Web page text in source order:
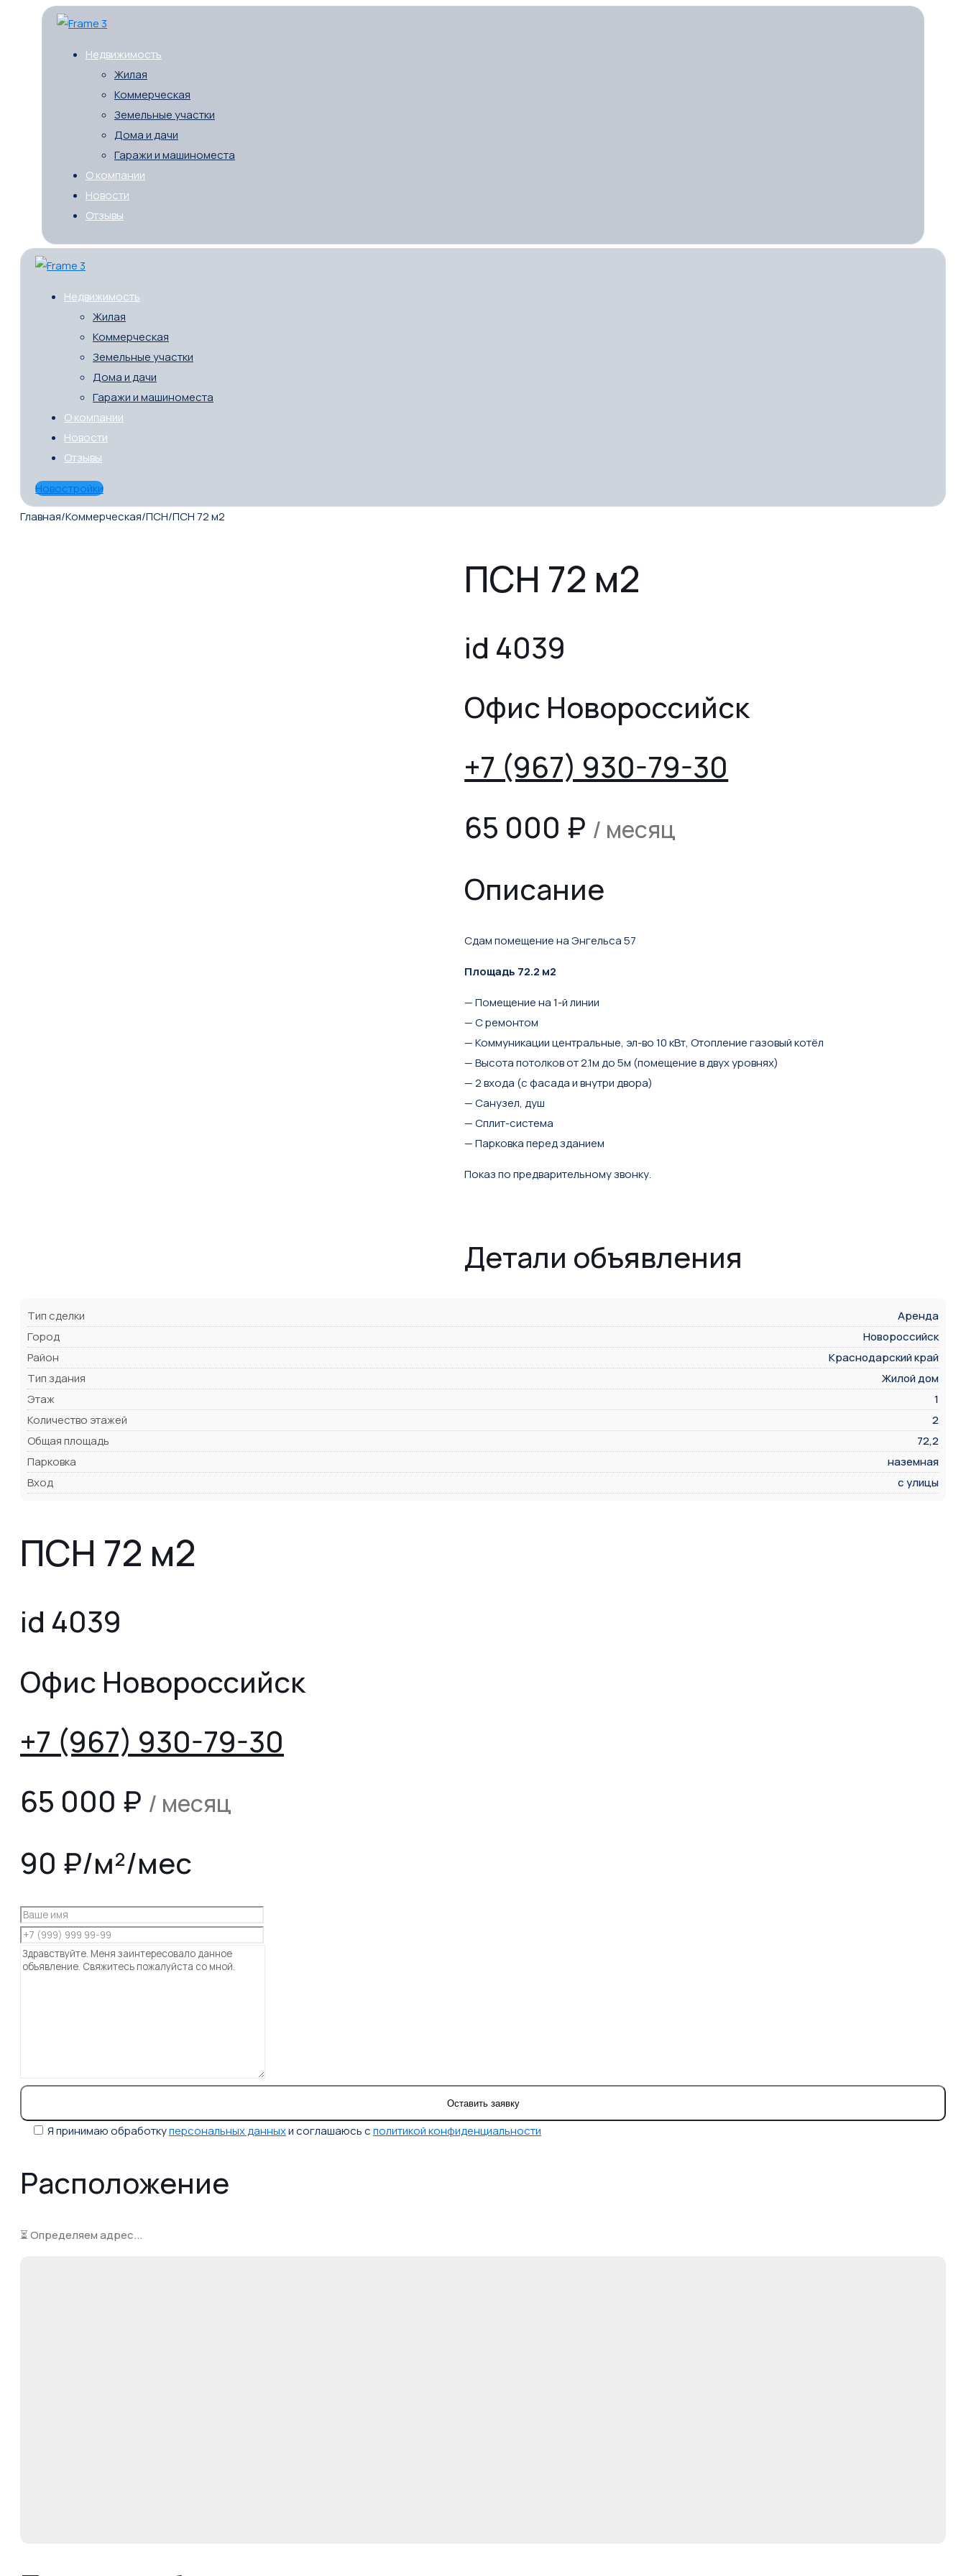
Недвижимость
Жилая
Коммерческая
Земельные участки
Дома и дачи
Гаражи и машиноместа
О компании
Новости
Отзывы
Недвижимость
Жилая
Коммерческая
Земельные участки
Дома и дачи
Гаражи и машиноместа
О компании
Новости
Отзывы
Новостройки
Главная/Коммерческая/ПСН/ПСН 72 м2
ПСН 72 м2
id 4039
Офис Новороссийск
+7 (967) 930-79-30
65 000 ₽ / месяц
Описание
Сдам помещение на Энгельса 57
Площадь 72.2 м2
— Помещение на 1-й линии
— С ремонтом
— Коммуникации центральные, эл-во 10 кВт, Отопление газовый котёл
— Высота потолков от 2.1м до 5м (помещение в двух уровнях)
— 2 входа (с фасада и внутри двора)
— Санузел, душ
— Сплит-система
— Парковка перед зданием
Показ по предварительному звонку.
Детали объявления
Тип сделки
Аренда
Город
Новороссийск
Район
Краснодарский край
Тип здания
Жилой дом
Этаж
1
Количество этажей
2
Общая площадь
72,2
Парковка
наземная
Вход
с улицы
ПСН 72 м2
id 4039
Офис Новороссийск
+7 (967) 930-79-30
65 000 ₽ / месяц
90 ₽/м²/мес
Я принимаю обработкуперсональных данныхи соглашаюсь сполитикой конфиденциальности
Расположение
⏳ Определяем адрес...